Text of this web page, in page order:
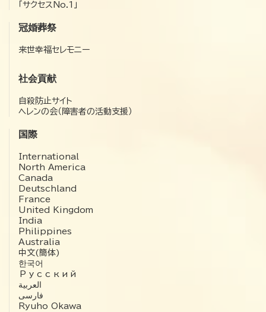
「サクセスNo.1」
冠婚葬祭
来世幸福セレモニー
社会貢献
自殺防止サイト
ヘレンの会（障害者の活動支援）
国際
International
North America
Canada
Deutschland
France
United Kingdom
India
Philippines
Australia
中文(簡体)
한국어
Русский
العربية‏
فارسی
Ryuho Okawa